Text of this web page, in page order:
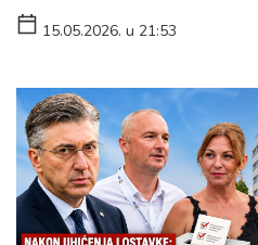
15.05.2026. u 21:53